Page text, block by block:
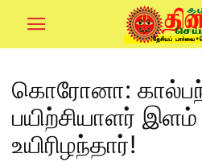
கொரோனா:
பயிற்சியாளர்
உயிரிழந்தார்!